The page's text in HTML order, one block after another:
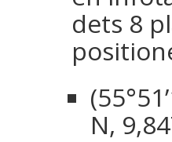
dets 8
N,